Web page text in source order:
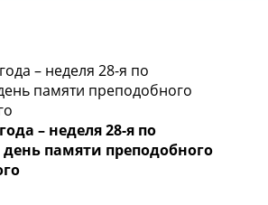
– неделя 28-я по
памяти преподобного
– неделя 28-я по
памяти преподобного